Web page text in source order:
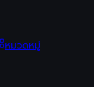
หมวดหมู่